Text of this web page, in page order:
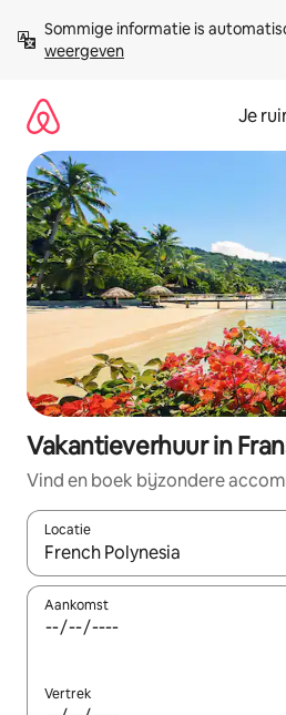
direct
naar
Sommige informatie is
weergeven
Je
Vakantieverhuur in
Vind en boek bijzondere
Locatie
Wanneer er suggesties
Aankomst
Vertrek